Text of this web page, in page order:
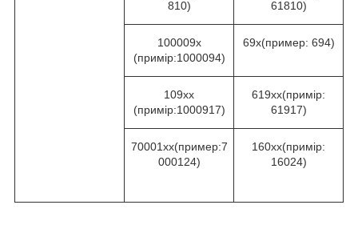
810)
61810)
100009х
(примір:1000094)
69х(пример: 694)
109xх
(примір:1000917)
619xx(примір:
61917)
70001хх(пример:7
000124)
160хх(примір:
16024)